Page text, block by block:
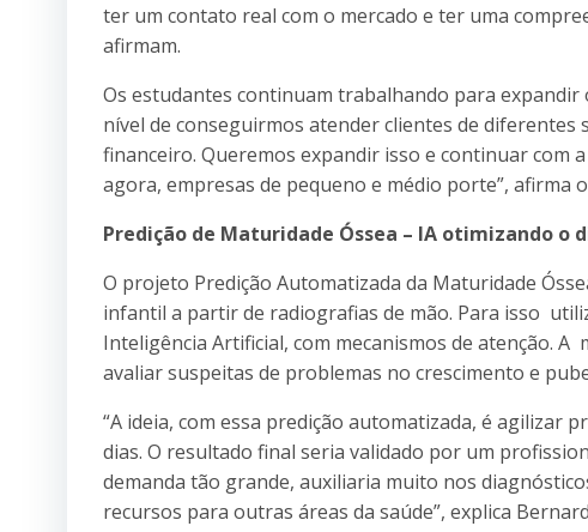
ter um contato real com o mercado e ter uma
afirmam.
Os estudantes continuam trabalhando para
nível de conseguirmos atender clientes de
financeiro. Queremos expandir isso e continuar com
agora, empresas de pequeno e médio porte”, afirma
Predição de Maturidade Óssea – IA otimizando
O projeto Predição Automatizada da Maturidade
infantil a partir de radiografias de mão. Para isso
Inteligência Artificial, com mecanismos de atenção.
avaliar suspeitas de problemas no crescimento e
“A ideia, com essa predição automatizada, é agilizar
dias. O resultado final seria validado por um
demanda tão grande, auxiliaria muito nos
recursos para outras áreas da saúde”, explica